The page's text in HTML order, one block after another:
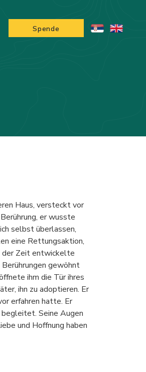
Spende
Haus, versteckt vor
er wusste
selbst überlassen,
eine Rettungsaktion,
der Zeit entwickelte
gewöhnt
ihm die Tür ihres
ihn zu adoptieren. Er
erfahren hatte. Er
begleitet. Seine Augen
und Hoffnung haben